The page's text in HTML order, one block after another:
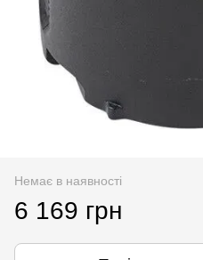
Немає в наявності
6 169 грн